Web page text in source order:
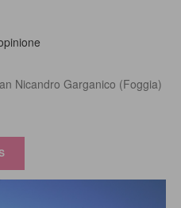
Nicandro Garganico (Foggia)